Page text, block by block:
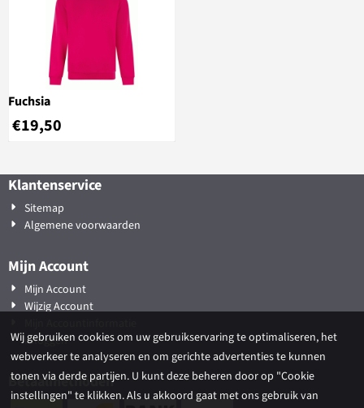
Fuchsia
€19,50
Klantenservice
Sitemap
Algemene voorwaarden
Mijn Account
Mijn Account
Wijzig Account
Inloggen
Betaalmethoden
Wij gebruiken cookies om uw gebruikservaring te optimaliseren, het
webverkeer te analyseren en om gerichte advertenties te kunnen
tonen via derde partijen. U kunt deze beheren door op "Cookie
instellingen" te klikken. Als u akkoord gaat met ons gebruik van